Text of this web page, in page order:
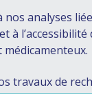
nos analyses
à
médicamenteux.
travaux de